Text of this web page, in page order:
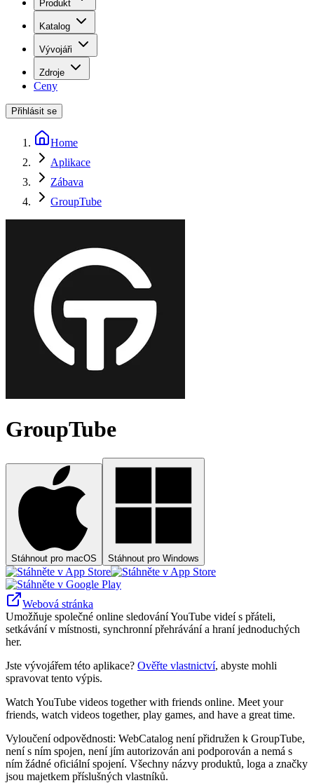
Produkt
Katalog
Vývojáři
Zdroje
Ceny
Přihlásit se
Home
Aplikace
Zábava
GroupTube
GroupTube
Stáhnout pro macOS Stáhnout pro Windows
Webová stránka
Umožňuje společné online sledování YouTube videí s přáteli,
setkávání v místnosti, synchronní přehrávání a hraní jednoduchých
her.
Jste vývojářem této aplikace? Ověřte vlastnictví, abyste mohli
spravovat tento výpis.
Watch YouTube videos together with friends online. Meet your
friends, watch videos together, play games, and have a great time.
Vyloučení odpovědnosti: WebCatalog není přidružen k GroupTube,
není s ním spojen, není jím autorizován ani podporován a nemá s
ním žádné oficiální spojení. Všechny názvy produktů, loga a značky
jsou majetkem příslušných vlastníků.